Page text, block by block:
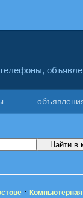
Компьютерная